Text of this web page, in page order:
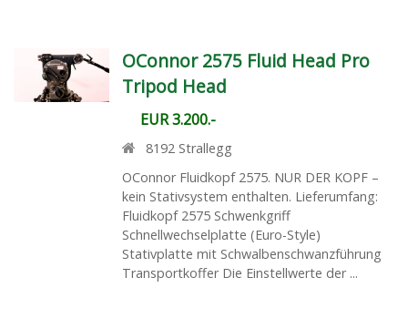
OConnor 2575 Fluid Head Pro
Tripod Head
EUR 3.200.-
8192 Strallegg
OConnor Fluidkopf 2575. NUR DER KOPF –
kein Stativsystem enthalten. Lieferumfang:
Fluidkopf 2575 Schwenkgriff
Schnellwechselplatte (Euro-Style)
Stativplatte mit Schwalbenschwanzführung
Transportkoffer Die Einstellwerte der ...